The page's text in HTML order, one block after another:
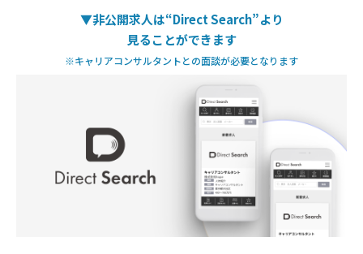
▼非公開求人は“Direct Search”より
見ることができます
※キャリアコンサルタントとの面談が必要となります